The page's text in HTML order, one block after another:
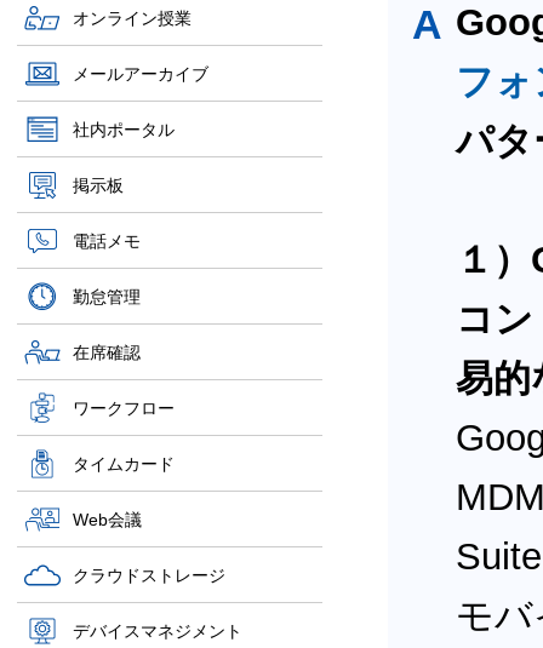
オンライン授業
メールアーカイブ
社内ポータル
掲示板
電話メモ
勤怠管理
在席確認
ワークフロー
タイムカード
Web会議
クラウドストレージ
デバイスマネジメント
A
フォ
パタ
１
コ
易的
モ